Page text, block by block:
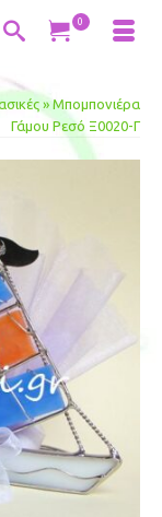
0
» Μπομπονιέρα
Γάμου Ρεσό Ξ0020-Γ